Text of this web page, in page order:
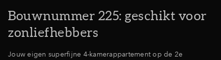
Bouwnummer 225: geschikt voor
zonliefhebbers
Jouw eigen superfijne 4-kamerappartement op de 2e